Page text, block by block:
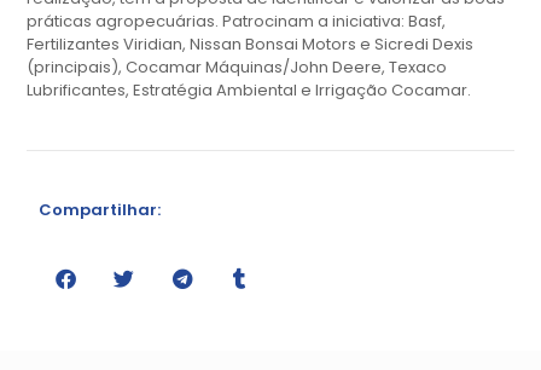
práticas agropecuárias. Patrocinam a iniciativa: Basf,
Fertilizantes Viridian, Nissan Bonsai Motors e Sicredi Dexis
(principais), Cocamar Máquinas/John Deere, Texaco
Lubrificantes, Estratégia Ambiental e Irrigação Cocamar.
Compartilhar: